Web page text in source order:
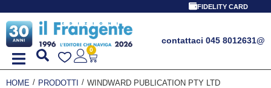
FIDELITY CARD
contattaci 045 8012631@
0
HOME / PRODOTTI / WINDWARD PUBLICATION PTY LTD